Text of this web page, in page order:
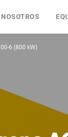
NOSOTROS
6 (800 kW)